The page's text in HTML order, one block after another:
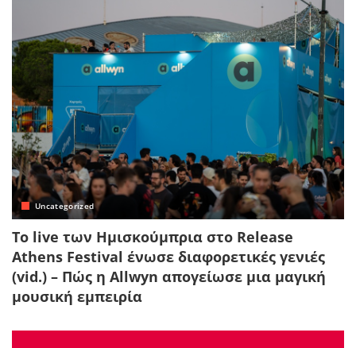
Uncategorized
Το live των Ημισκούμπρια στο Release
Athens Festival ένωσε διαφορετικές γενιές
(vid.) – Πώς η Allwyn απογείωσε μια μαγική
μουσική εμπειρία